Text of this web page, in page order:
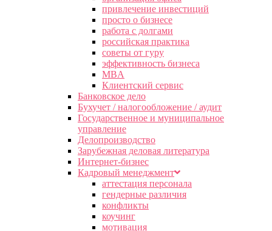
привлечение инвестиций
просто о бизнесе
работа с долгами
российская практика
советы от гуру
эффективность бизнеса
MBA
Клиентский сервис
Банковское дело
Бухучет / налогообложение / аудит
Государственное и муниципальное
управление
Делопроизводство
Зарубежная деловая литература
Интернет-бизнес
Кадровый менеджмент
аттестация персонала
гендерные различия
конфликты
коучинг
мотивация